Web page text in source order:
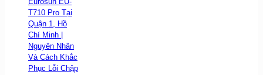
T710 Pro Tại
Quận 1, Hồ
Chí Minh |
Nguyên Nhân
Và Cách Khắc
Phục Lỗi Chập